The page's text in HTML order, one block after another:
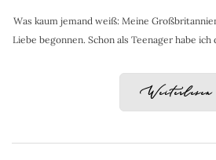
Was kaum jemand weiß: Meine
Liebe begonnen. Schon als Teenager habe
Weiterlesen